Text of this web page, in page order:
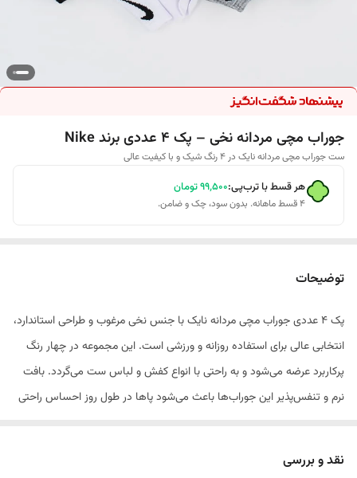
جوراب مچی مردانه نخی – پک ۴ عددی برند Nike
ست جوراب مچی مردانه نایک در ۴ رنگ شیک و با کیفیت عالی
هر قسط با ترب‌پی:۹۹٬۵۰۰تومان
۴ قسط ماهانه. بدون سود، چک و ضامن.
توضیحات
پک ۴ عددی جوراب مچی مردانه نایک با جنس نخی مرغوب و طراحی استاندارد،
انتخابی عالی برای استفاده روزانه و ورزشی است. این مجموعه در چهار رنگ
پرکاربرد عرضه می‌شود و به راحتی با انواع کفش و لباس ست می‌گردد. بافت
نرم و تنفس‌پذیر این جوراب‌ها باعث می‌شود پاها در طول روز احساس راحتی
نقد و بررسی